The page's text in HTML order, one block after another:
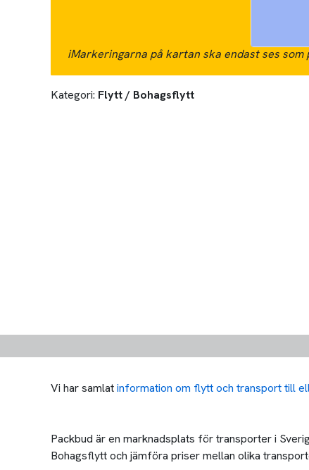
iMarkeringarna på kartan ska endast ses
Kategori: Flytt / Bohagsflytt
Vi har samlatinformation om flytt och transport till
Packbud är en marknadsplats för transporter i
Bohagsflytt och jämföra priser mellan olika